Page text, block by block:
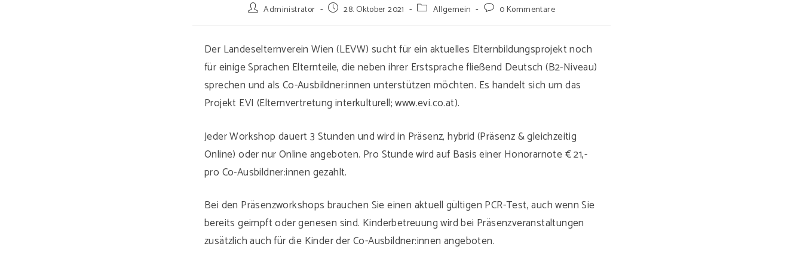
Beitrags-Administrator
Beitrag28. Oktober 2021
Beitrags-Allgemein
Beitrags-0 Kommentare
Der Landeselternverein Wien (LEVW) sucht für ein aktuelles Elternbildungsprojekt noch
für einige Sprachen Elternteile, die neben ihrer Erstsprache fließend Deutsch (B2-Niveau)
sprechen und als Co-Ausbildner:innen unterstützen möchten. Es handelt sich um das
Projekt EVI (Elternvertretung interkulturell; www.evi.co.at).
Jeder Workshop dauert 3 Stunden und wird in Präsenz, hybrid (Präsenz & gleichzeitig
Online) oder nur Online angeboten. Pro Stunde wird auf Basis einer Honorarnote € 21,-
pro Co-Ausbildner:innen gezahlt.
Bei den Präsenzworkshops brauchen Sie einen aktuell gültigen PCR-Test, auch wenn Sie
bereits geimpft oder genesen sind. Kinderbetreuung wird bei Präsenzveranstaltungen
zusätzlich auch für die Kinder der Co-Ausbildner:innen angeboten.